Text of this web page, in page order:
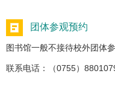
团体参观预约
图书馆一般不接待校外团体
联系电话：（0755）